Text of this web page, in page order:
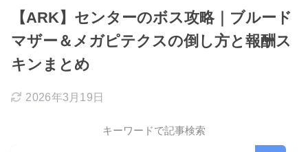
【ARK】センターのボス攻略｜ブルード
マザー＆メガピテクスの倒し方と報酬ス
キンまとめ
2026年3月19日
キーワードで記事検索